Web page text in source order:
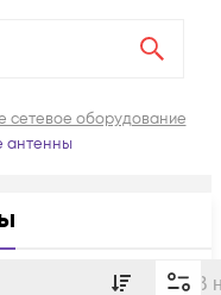
сетевое оборудование
антенны
В